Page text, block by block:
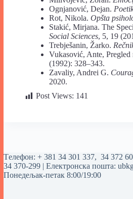
Ognjanović, Dejan.
Rot, Nikola. Opšta
Stakić, Mirjana. The
Social Sciences, 5, 19
Trebješanin, Žarko.
Vukasović, Ante, Pregled
(1992): 328–343.
Zavaliy, Andrei G.
2020.
Post Views: 141
Tелефон: + 381 34 301 337, 34 372
34 370-299 | Електронска пошта:
Понедељак-петак 8:00/19:00